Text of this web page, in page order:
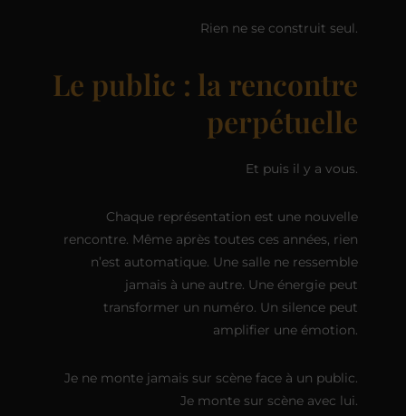
Rien ne se construit seul.
Le public : la rencontre
perpétuelle
Et puis il y a vous.
Chaque représentation est une nouvelle
rencontre. Même après toutes ces années, rien
n’est automatique. Une salle ne ressemble
jamais à une autre. Une énergie peut
transformer un numéro. Un silence peut
amplifier une émotion.
Je ne monte jamais sur scène face à un public.
Je monte sur scène avec lui.